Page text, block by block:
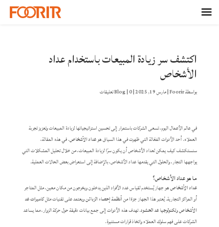
اكتشف سر زيادة المبيعات باستخدام عداد
الأشخاص
بواسطةFoorir
|مارس 19, 2025 |
Blog|0 تعليقات
في عالم الأعمال اليوم، تسعى الشركات باستمرار إلى تحسين استراتيجياتها لزيادة المبيعات وتعزيز تجربة
العملاء. أحد الأدوات الفعّالة التي ظهرت في هذا السياق هوعداد الأشخاص. في هذه المقالة،
سنستكشف كيف يمكن لعداد الأشخاص أن يكون سرًا لزيادة المبيعات، من خلال تحليل المشكلات التي
يواجهها التجار، والحلول التي يقدمها عداد الأشخاص، بالإضافة إلى استعراض بعض الحالات العملية.
ما هو عداد الأشخاص؟
عداد الأشخاصهو جهاز يُستخدم لقياس عدد الأفراد الذين يدخلون ويخرجون من مكان معين، مثل المتاجر
أو المراكز التجارية. يُعتبر هذا الجهاز جزءًا منأنظمة إحصاء الزبائنويعتمد على تقنيات مثلكاميرات عد
الأشخاصوتكنولوجيا عد الحشود. تهدف هذه الأدوات إلى جمع بيانات دقيقة حول حركة الزوار، مما يساعد
الشركات على فهم سلوك العملاء واتخاذ قرارات مستنيرة.